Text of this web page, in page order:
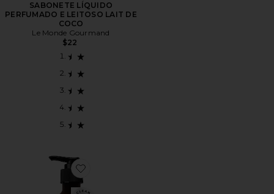
SABONETE LÍQUIDO
PERFUMADO E LEITOSO LAIT DE
COCO
Le Monde Gourmand
$22
Favorite A Rose By Any Other Name Sabonete